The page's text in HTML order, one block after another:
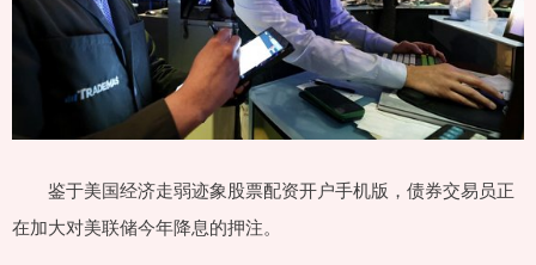
鉴于美国经济走弱迹象股票配资开户手机版，债券交易员正
在加大对美联储今年降息的押注。